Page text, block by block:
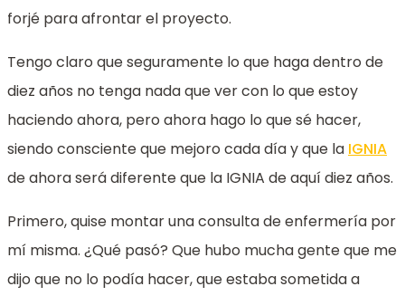
forjé para afrontar el proyecto.
Tengo claro que seguramente lo que haga dentro de
diez años no tenga nada que ver con lo que estoy
haciendo ahora, pero ahora hago lo que sé hacer,
siendo consciente que mejoro cada día y que la IGNIA
de ahora será diferente que la IGNIA de aquí diez años.
Primero, quise montar una consulta de enfermería por
mí misma. ¿Qué pasó? Que hubo mucha gente que me
dijo que no lo podía hacer, que estaba sometida a